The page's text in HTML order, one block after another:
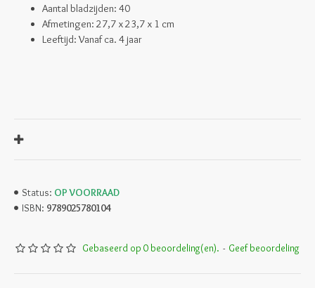
Aantal bladzijden: 40
Afmetingen: 27,7 x 23,7 x 1 cm
Leeftijd: Vanaf ca. 4 jaar
Status: OP VOORRAAD
ISBN: 9789025780104
Gebaseerd op 0 beoordeling(en). - Geef beoordeling